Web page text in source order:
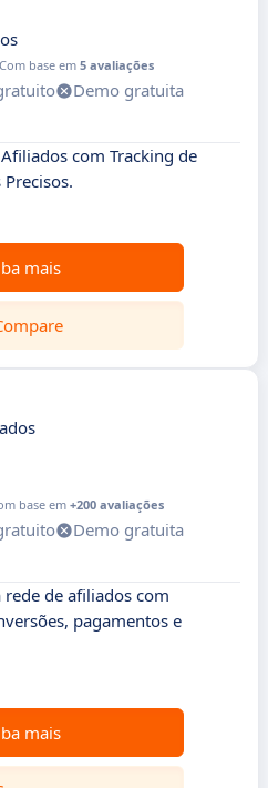
Com base em 5 avaliações
Demo gratuita
com Tracking de
mais
base em+200 avaliações
Demo gratuita
de afiliados com
pagamentos e
mais